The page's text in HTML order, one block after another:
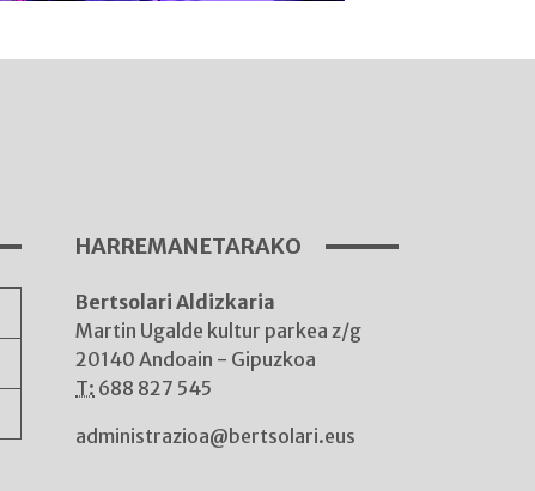
HARREMANETARAKO
Bertsolari Aldizkaria
Martin Ugalde kultur parkea z/g
20140 Andoain - Gipuzkoa
T: 688 827 545
administrazioa@bertsolari.eus